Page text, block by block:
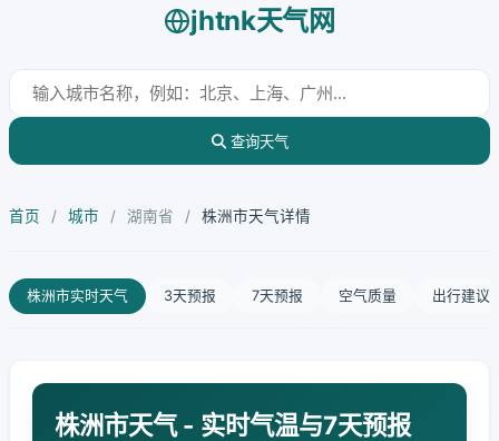
jhtnk天气网
查询天气
首页 / 城市 / 湖南省 / 株洲市天气详情
株洲市实时天气 3天预报 7天预报 空气质量 出行建议
株洲市天气 - 实时气温与7天预报